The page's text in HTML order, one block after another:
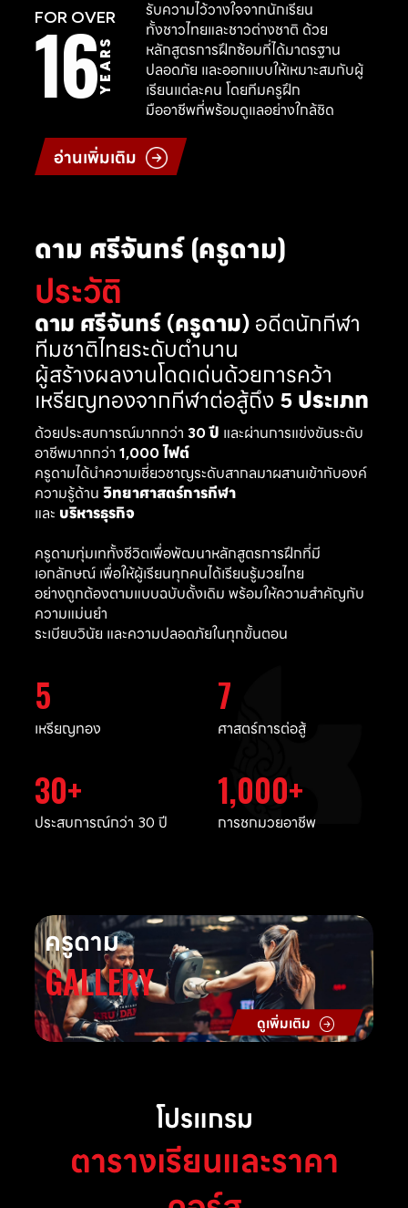
FOR OVER
16YEARS
รับความไว้วางใจจากนักเรียน
ทั้งชาวไทยและชาวต่างชาติ ด้วย
หลักสูตรการฝึกซ้อมที่ได้มาตรฐาน
ปลอดภัย และออกแบบให้เหมาะสมกับผู้
เรียนแต่ละคน โดยทีมครูฝึก
มืออาชีพที่พร้อมดูแลอย่างใกล้ชิด
อ่านเพิ่มเติม
ดาม ศรีจันทร์ (ครูดาม)
ประวัติ
ดาม ศรีจันทร์ (ครูดาม)อดีตนักกีฬา
ทีมชาติไทยระดับตำนาน
ผู้สร้างผลงานโดดเด่นด้วยการคว้า
เหรียญทองจากกีฬาต่อสู้ถึง 5 ประเภท
ด้วยประสบการณ์มากกว่า 30 ปี และผ่านการแข่งขันระดับ
อาชีพมากกว่า 1,000 ไฟต์
ครูดามได้นำความเชี่ยวชาญระดับสากลมาผสานเข้ากับองค์
ความรู้ด้าน วิทยาศาสตร์การกีฬา
และ บริหารธุรกิจ
ครูดามทุ่มเททั้งชีวิตเพื่อพัฒนาหลักสูตรการฝึกที่มี
เอกลักษณ์ เพื่อให้ผู้เรียนทุกคนได้เรียนรู้มวยไทย
อย่างถูกต้องตามแบบฉบับดั้งเดิม พร้อมให้ความสำคัญกับ
ความแม่นยำ
ระเบียบวินัย และความปลอดภัยในทุกขั้นตอน
5
เหรียญทอง
7
ศาสตร์การต่อสู้
30
ประสบการณ์กว่า 30 ปี
1,000
การชกมวยอาชีพ
ครูดาม
GALLERY
ดูเพิ่มเติม
โปรแกรม
ตารางเรียนและราคา